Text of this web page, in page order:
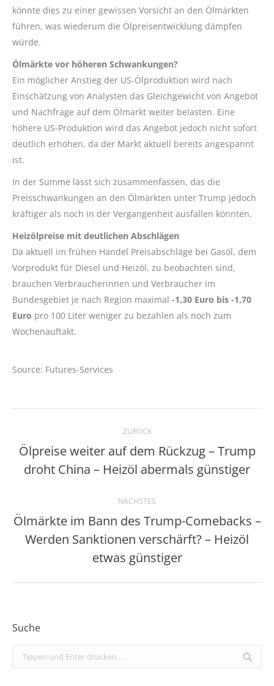
könnte dies zu einer gewissen Vorsicht an den Ölmärkten
führen, was wiederum die Ölpreisentwicklung dämpfen
würde.
Ölmärkte vor höheren Schwankungen?
Ein möglicher Anstieg der US-Ölproduktion wird nach
Einschätzung von Analysten das Gleichgewicht von Angebot
und Nachfrage auf dem Ölmarkt weiter belasten. Eine
höhere US-Produktion wird das Angebot jedoch nicht sofort
deutlich erhöhen, da der Markt aktuell bereits angespannt
ist.
In der Summe lässt sich zusammenfassen, das die
Preisschwankungen an den Ölmärkten unter Trump jedoch
kräftiger als noch in der Vergangenheit ausfallen könnten.
Heizölpreise mit deutlichen Abschlägen
Da aktuell im frühen Handel Preisabschläge bei Gasöl, dem
Vorprodukt für Diesel und Heizöl, zu beobachten sind,
brauchen Verbraucherinnen und Verbraucher im
Bundesgebiet je nach Region maximal -1,30 Euro bis -1,70
Euro pro 100 Liter weniger zu bezahlen als noch zum
Wochenauftakt.
Source: Futures-Services
Kommentarnavigation
ZURÜCK
Vorheriger
Beitrag:
Ölpreise weiter auf dem Rückzug – Trump
droht China – Heizöl abermals günstiger
NÄCHSTES
Nächster
Beitrag:
Ölmärkte im Bann des Trump-Comebacks –
Werden Sanktionen verschärft? – Heizöl
etwas günstiger
Suche
Search: